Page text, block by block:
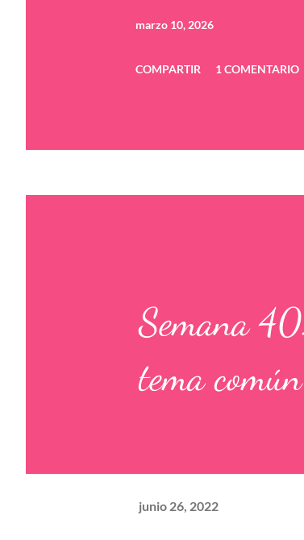
marzo 10, 2026
COMPARTIR 1 COMENTARIO
Semana
tema
junio 26, 2022